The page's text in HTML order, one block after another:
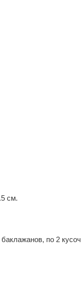
см.
по 2